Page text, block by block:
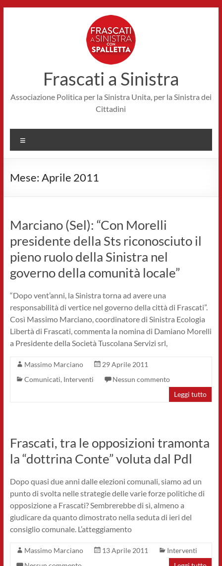
Frascati a Sinistra
Associazione Politica per la Sinistra Unita, per la Sinistra dei
Cittadini
Mese: Aprile 2011
Marciano (Sel): “Con Morelli
presidente della Sts riconosciuto il
pieno ruolo della Sinistra nel
governo della comunità locale”
“Dopo vent’anni, la Sinistra torna ad avere una
responsabilità di vertice nel governo della città di Frascati”.
Così Massimo Marciano, coordinatore di Sinistra Ecologia
Libertà di Frascati, commenta la nomina di Damiano Morelli
a Presidente della Società Tuscolana Servizi srl,
Massimo Marciano
29 Aprile 2011
Comunicati, Interventi
Nessun commento
Leggi tutto
Frascati, tra le opposizioni tramonta
la “dottrina Conte” voluta dal Pdl
Dopo quasi due anni dalle elezioni comunali, siamo ad un
punto di svolta nelle strategie delle varie forze politiche di
opposizione a Frascati? Sembrerebbe di sì, almeno a
giudicare da quanto dimostrato nella seduta di ieri del
consiglio comunale. L’atteggiamento
Massimo Marciano 13 Aprile 2011
Interventi